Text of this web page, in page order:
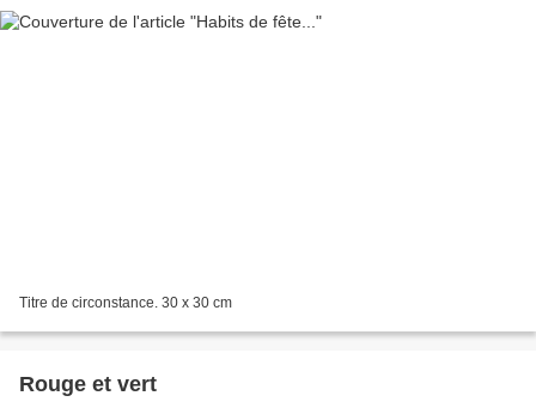
Titre de circonstance. 30 x 30 cm
Rouge et vert